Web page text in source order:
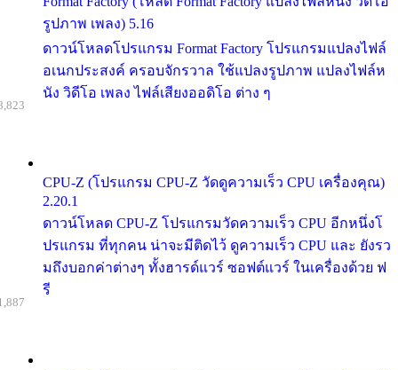
รูปภาพ เพลง) 5.16
ดาวน์โหลดโปรแกรม Format Factory โปรแกรมแปลงไฟล์
อเนกประสงค์ ครอบจักรวาล ใช้แปลงรูปภาพ แปลงไฟล์ห
นัง วิดีโอ เพลง ไฟล์เสียงออดิโอ ต่าง ๆ
CPU-Z (โปรแกรม CPU-Z วัดดูความเร็ว CPU เครื่องคุณ)
2.20.1
ดาวน์โหลด CPU-Z โปรแกรมวัดความเร็ว CPU อีกหนึ่งโ
ปรแกรม ที่ทุกคน น่าจะมีติดไว้ ดูความเร็ว CPU และ ยังรว
มถึงบอกค่าต่างๆ ทั้งฮารด์แวร์ ซอฟต์แวร์ ในเครื่องด้วย ฟ
รี